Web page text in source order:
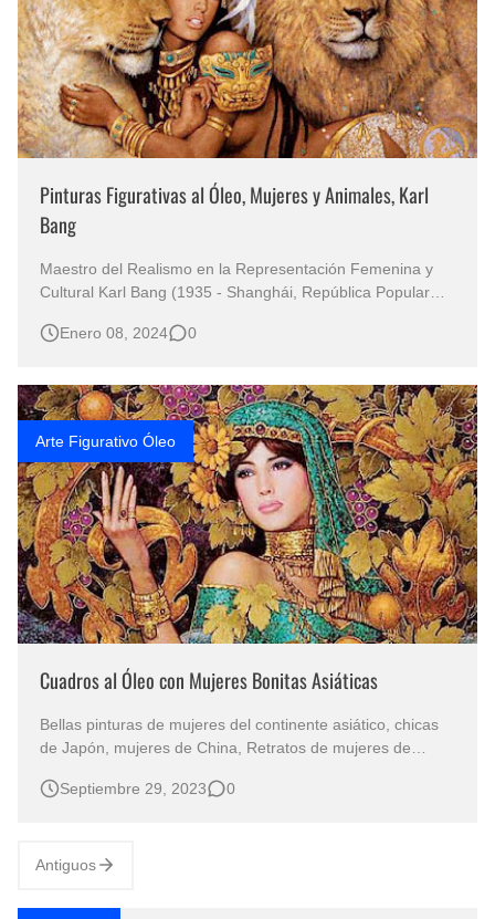
El mundo del arte en pintura surrealista
Pinturas Figurativas al Óleo, Mujeres y Animales, Karl
Bang
Maestro del Realismo en la Representación Femenina y
Cultural Karl Bang (1935 - Shanghái, República Popular
Animales Salvajes Figura Humana Femenina al Óleo
Realismo en la Pintura Artístic…
Enero 08, 2024 0
Arte Figurativo Óleo
Cuadros al Óleo con Mujeres Bonitas Asiáticas
Bellas pinturas de mujeres del continente asiático, chicas
de Japón, mujeres de China, Retratos de mujeres de
con la milenaria técnica del óleo. Desde retratos con trajes
Septiembre 29, 2023 0
Antiguos